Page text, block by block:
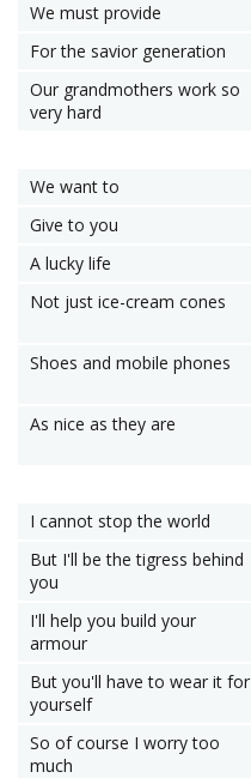
We must provide
For the savior generation
Our grandmothers work so
very hard
We want to
Give to you
A lucky life
Not just ice-cream cones
Shoes and mobile phones
As nice as they are
I cannot stop the world
But I'll be the tigress behind
you
I'll help you build your
armour
But you'll have to wear it for
yourself
So of course I worry too
much